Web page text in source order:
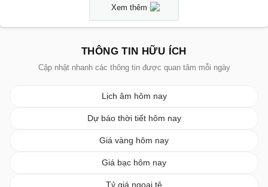
Xem thêm
THÔNG TIN HỮU ÍCH
Cập nhật nhanh các thông tin được quan tâm mỗi ngày
Lịch âm hôm nay
Dự báo thời tiết hôm nay
Giá vàng hôm nay
Giá bạc hôm nay
Tỷ giá ngoại tệ